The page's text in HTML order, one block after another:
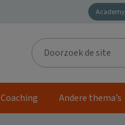
Academy
Doorzoek
de
site
Coaching Andere thema’s